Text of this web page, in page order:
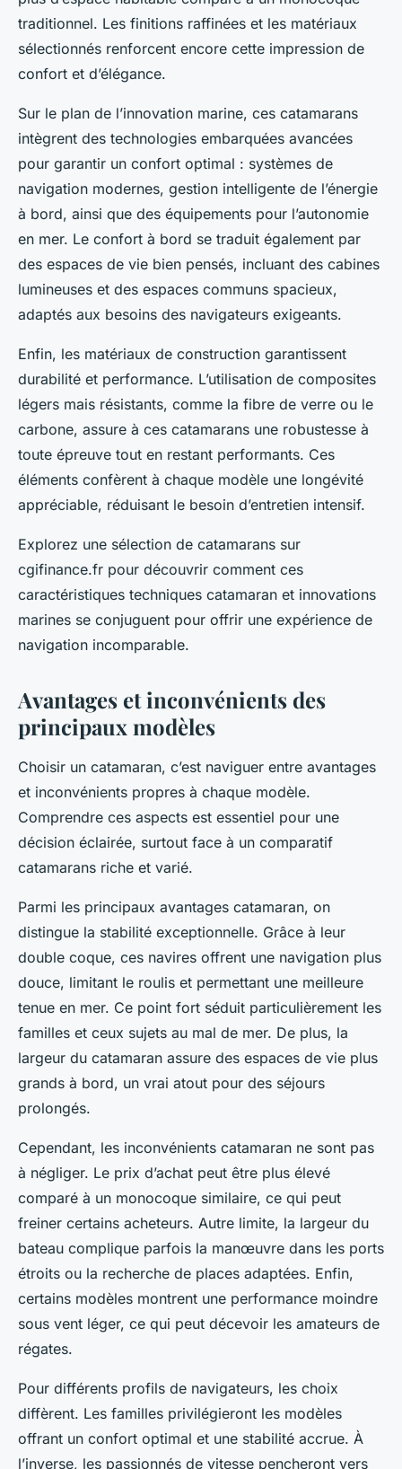
traditionnel. Les finitions raffinées et les matériaux
sélectionnés renforcent encore cette impression de
confort et d’élégance.
Sur le plan de l’innovation marine, ces catamarans
intègrent des technologies embarquées avancées
pour garantir un confort optimal : systèmes de
navigation modernes, gestion intelligente de l’énergie
à bord, ainsi que des équipements pour l’autonomie
en mer. Le confort à bord se traduit également par
des espaces de vie bien pensés, incluant des cabines
lumineuses et des espaces communs spacieux,
adaptés aux besoins des navigateurs exigeants.
Enfin, les matériaux de construction garantissent
durabilité et performance. L’utilisation de composites
légers mais résistants, comme la fibre de verre ou le
carbone, assure à ces catamarans une robustesse à
toute épreuve tout en restant performants. Ces
éléments confèrent à chaque modèle une longévité
appréciable, réduisant le besoin d’entretien intensif.
Explorez une sélection de catamarans sur
cgifinance.fr pour découvrir comment ces
caractéristiques techniques catamaran et innovations
marines se conjuguent pour offrir une expérience de
navigation incomparable.
Avantages et inconvénients des
principaux modèles
Choisir un catamaran, c’est naviguer entre avantages
et inconvénients propres à chaque modèle.
Comprendre ces aspects est essentiel pour une
décision éclairée, surtout face à un comparatif
catamarans riche et varié.
Parmi les principaux avantages catamaran, on
distingue la stabilité exceptionnelle. Grâce à leur
double coque, ces navires offrent une navigation plus
douce, limitant le roulis et permettant une meilleure
tenue en mer. Ce point fort séduit particulièrement les
familles et ceux sujets au mal de mer. De plus, la
largeur du catamaran assure des espaces de vie plus
grands à bord, un vrai atout pour des séjours
prolongés.
Cependant, les inconvénients catamaran ne sont pas
à négliger. Le prix d’achat peut être plus élevé
comparé à un monocoque similaire, ce qui peut
freiner certains acheteurs. Autre limite, la largeur du
bateau complique parfois la manœuvre dans les ports
étroits ou la recherche de places adaptées. Enfin,
certains modèles montrent une performance moindre
sous vent léger, ce qui peut décevoir les amateurs de
régates.
Pour différents profils de navigateurs, les choix
diffèrent. Les familles privilégieront les modèles
offrant un confort optimal et une stabilité accrue. À
l’inverse, les passionnés de vitesse pencheront vers